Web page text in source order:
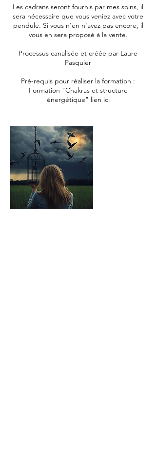
Les cadrans seront fournis par mes soins, il
sera nécessaire que vous veniez avec votre
pendule. Si vous n'en n'avez pas encore, il
vous en sera proposé à la vente.
Processus canalisée et créée par Laure
Pasquier
Pré-requis pour réaliser la formation :
Formation "Chakras et structure
énergétique" lien ici